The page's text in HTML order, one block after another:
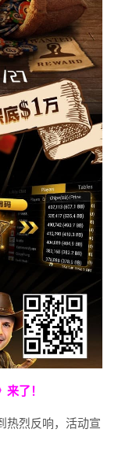
了！
热烈反响，活动宣